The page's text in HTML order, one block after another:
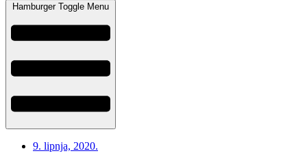
Hamburger Toggle Menu
9. lipnja, 2020.